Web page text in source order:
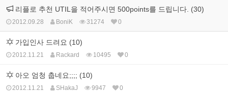
리플로 추천 UTIL을 적어주시면 500points를 드립니다. (30)
2012.09.28 BoniK 31274 0
가입인사 드려요 (10)
2012.11.21 Rackard 10495 0
아오 엄청 춥네요;;;; (10)
2012.11.21 SHakaJ 9947 0